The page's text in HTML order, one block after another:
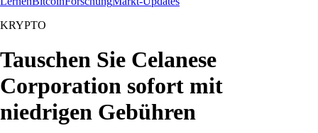
KRYPTO
Tauschen Sie Celanese
Corporation sofort mit
niedrigen Gebühren